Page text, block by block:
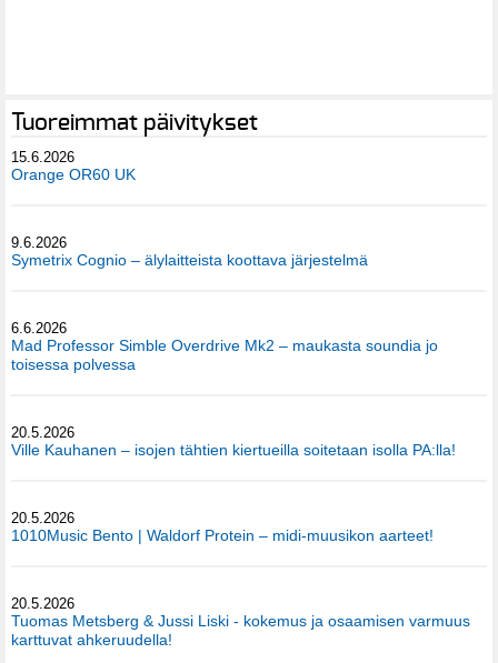
Tuoreimmat päivitykset
15.6.2026
Orange OR60 UK
9.6.2026
Symetrix Cognio – älylaitteista koottava järjestelmä
6.6.2026
Mad Professor Simble Overdrive Mk2 – maukasta soundia jo
toisessa polvessa
20.5.2026
Ville Kauhanen – isojen tähtien kiertueilla soitetaan isolla PA:lla!
20.5.2026
1010Music Bento | Waldorf Protein – midi-muusikon aarteet!
20.5.2026
Tuomas Metsberg & Jussi Liski - kokemus ja osaamisen varmuus
karttuvat ahkeruudella!